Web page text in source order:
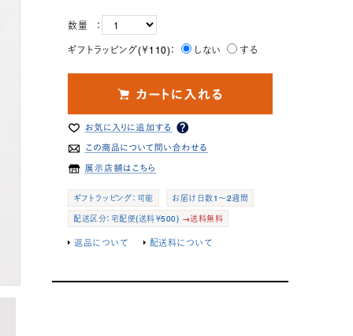
数量 ：
ギフトラッピング(￥110)：
しない する
ギフトラッピング：可能
お届け日数1～2週間
配送区分：宅配便(送料￥500) →送料無料
返品について 配送料について